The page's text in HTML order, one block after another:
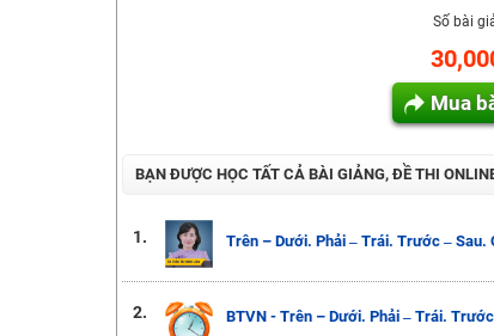
Số bài
Mua
BẠN ĐƯỢC HỌC TẤT CẢ BÀI GIẢNG, ĐỀ THI
1. Trên – Dưới. Phải ‒ Trái. Trước ‒ Sau.
2. BTVN - Trên – Dưới. Phải ‒ Trái.